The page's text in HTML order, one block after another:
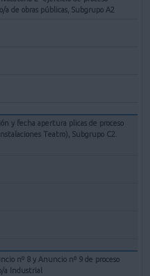
de obras públicas, Subgrupo A2
y fecha apertura plicas de proceso
Teatro), Subgrupo C2.
nº 8 y Anuncio nº 9 de proceso
a Industrial